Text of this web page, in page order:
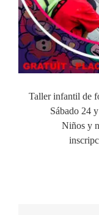
Taller infantil de
Sábado 24
Niños y